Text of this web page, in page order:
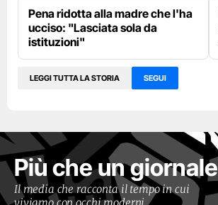
Pena ridotta alla madre che l'ha
ucciso: "Lasciata sola da
istituzioni"
LEGGI TUTTA LA STORIA SEGUI
Più che un giornale
Il media che racconta il tempo in cui